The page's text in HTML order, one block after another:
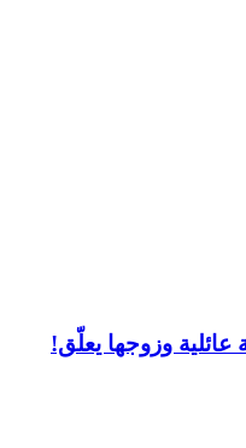
عائلية وزوجها يعلّق!